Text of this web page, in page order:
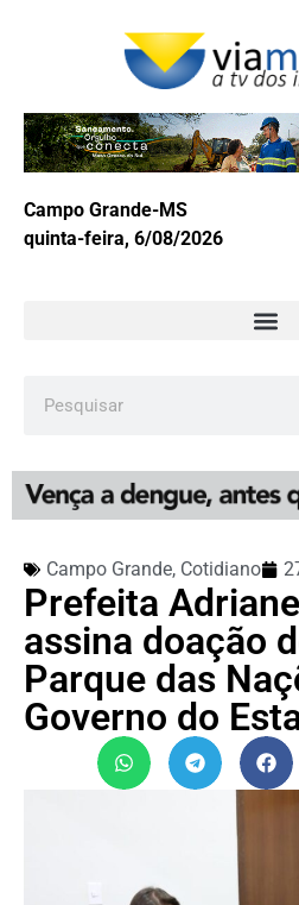
Campo Grande-MS
quinta-feira, 6/08/2026
Campo Grande, Cotidiano
Prefeita
assina doação
Parque das
Governo do